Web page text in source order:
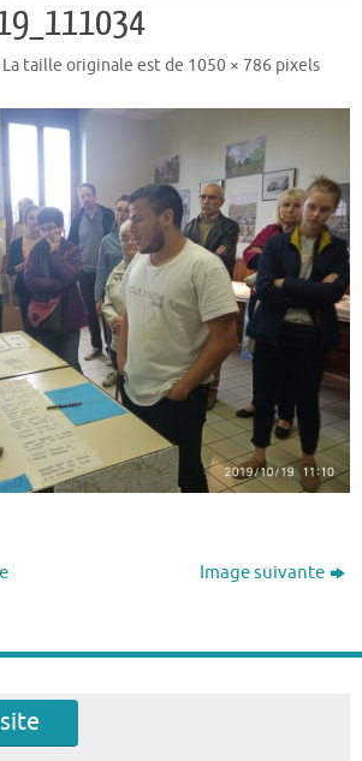
La taille originale est de 1050 × 786 pixels
Image suivante